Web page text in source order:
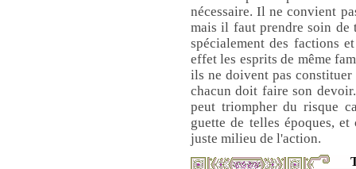
nécessaire. Il ne convient
mais il faut prendre soin de
spécialement des factions
effet les esprits de même
ils ne doivent pas
chacun doit faire son
peut triompher du risque
guette de telles époques,
juste milieu de l'action.